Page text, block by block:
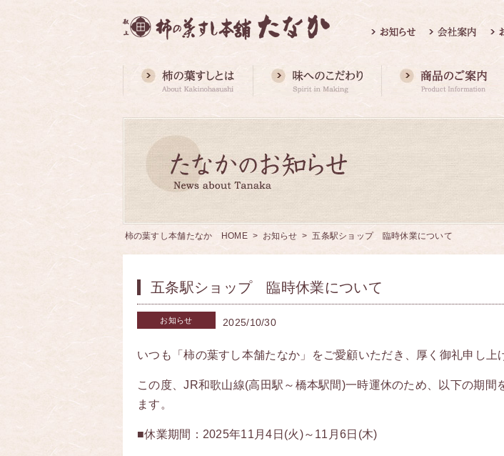
柿の葉すし本舗たなか HOME > お知らせ > 五条駅ショップ 臨時休業について
五条駅ショップ 臨時休業について
お知らせ 2025/10/30
いつも「柿の葉すし本舗たなか」をご愛顧いただき、厚く御礼申し上
この度、JR和歌山線(高田駅～橋本駅間)一時運休のため、以下の期間
ます。
■休業期間： 2025年11 月4 日 (火)～11月6日(木)